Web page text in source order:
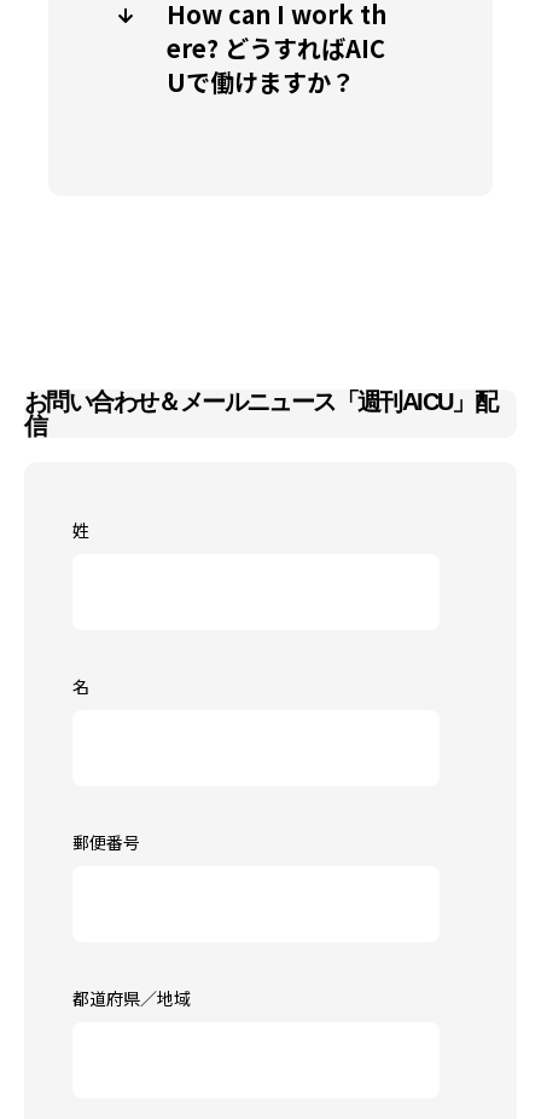
How can I work th
ere? どうすればAIC
Uで働けますか？
お問い合わせ＆メールニュース「週刊AICU」配
信
姓
名
郵便番号
都道府県／地域